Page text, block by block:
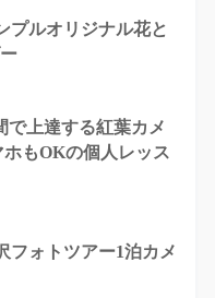
プルオリジナル花と
で上達する紅葉カメ
もOKの個人レッス
フォトツアー1泊カメ